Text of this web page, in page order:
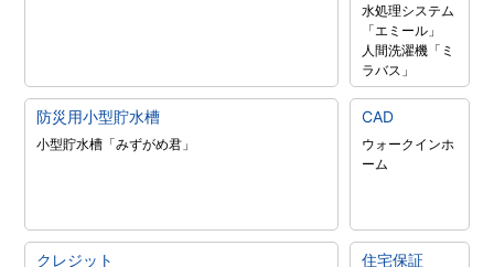
水処理システム
「エミール」
人間洗濯機「ミ
ラバス」
防災用小型貯水槽
小型貯水槽「みずがめ君」
CAD
ウォークインホ
ーム
クレジット 住宅保証